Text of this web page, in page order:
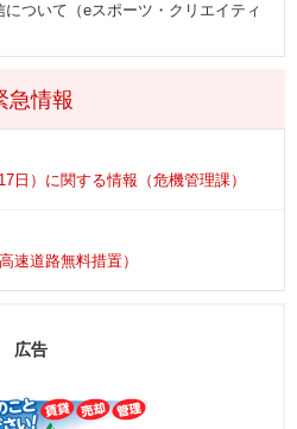
急情報
日）に関する情報（危機管理課）
速道路無料措置）
ついて（eスポーツ・クリエイティ
広告